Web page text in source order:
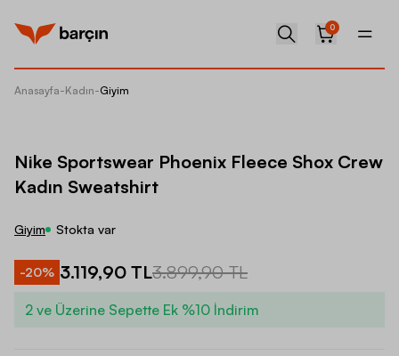
0
Anasayfa-Kadın-Giyim
Nike Sportswear Phoenix Fleece Shox Crew
Kadın Sweatshirt
Giyim Stokta var
-20% 3.119,90 TL3.899,90 TL
2 ve Üzerine Sepette Ek %10 İndirim